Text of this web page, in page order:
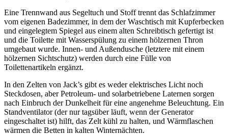
Eine Trennwand aus Segeltuch und Stoff trennt das Schlafzimmer
vom eigenen Badezimmer, in dem der Waschtisch mit Kupferbecken
und eingelegtem Spiegel aus einem alten Schreibtisch gefertigt ist
und die Toilette mit Wasserspülung zu einem hölzernen Thron
umgebaut wurde. Innen- und Außendusche (letztere mit einem
hölzernen Sichtschutz) werden durch eine Fülle von
Toilettenartikeln ergänzt.
In den Zelten von Jack’s gibt es weder elektrisches Licht noch
Steckdosen, aber Petroleum- und solarbetriebene Laternen sorgen
nach Einbruch der Dunkelheit für eine angenehme Beleuchtung. Ein
Standventilator (der nur tagsüber läuft, wenn der Generator
eingeschaltet ist) hilft, das Zelt kühl zu halten, und Wärmflaschen
wärmen die Betten in kalten Winternächten.